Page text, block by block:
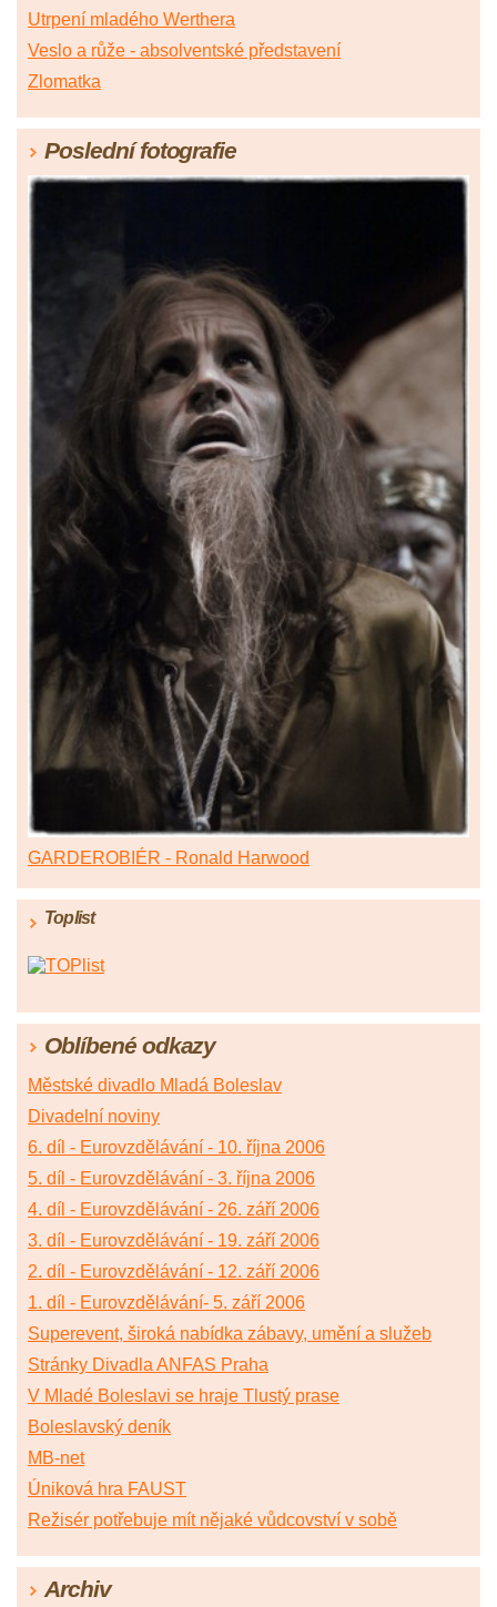
Utrpení mladého Werthera
Veslo a růže - absolventské představení
Zlomatka
Poslední fotografie
GARDEROBIÉR - Ronald Harwood
Toplist
Oblíbené odkazy
Městské divadlo Mladá Boleslav
Divadelní noviny
6. díl - Eurovzdělávání - 10. října 2006
5. díl - Eurovzdělávání - 3. října 2006
4. díl - Eurovzdělávání - 26. září 2006
3. díl - Eurovzdělávání - 19. září 2006
2. díl - Eurovzdělávání - 12. září 2006
1. díl - Eurovzdělávání- 5. září 2006
Superevent, široká nabídka zábavy, umění a služeb
Stránky Divadla ANFAS Praha
V Mladé Boleslavi se hraje Tlustý prase
Boleslavský deník
MB-net
Úniková hra FAUST
Režisér potřebuje mít nějaké vůdcovství v sobě
Archiv